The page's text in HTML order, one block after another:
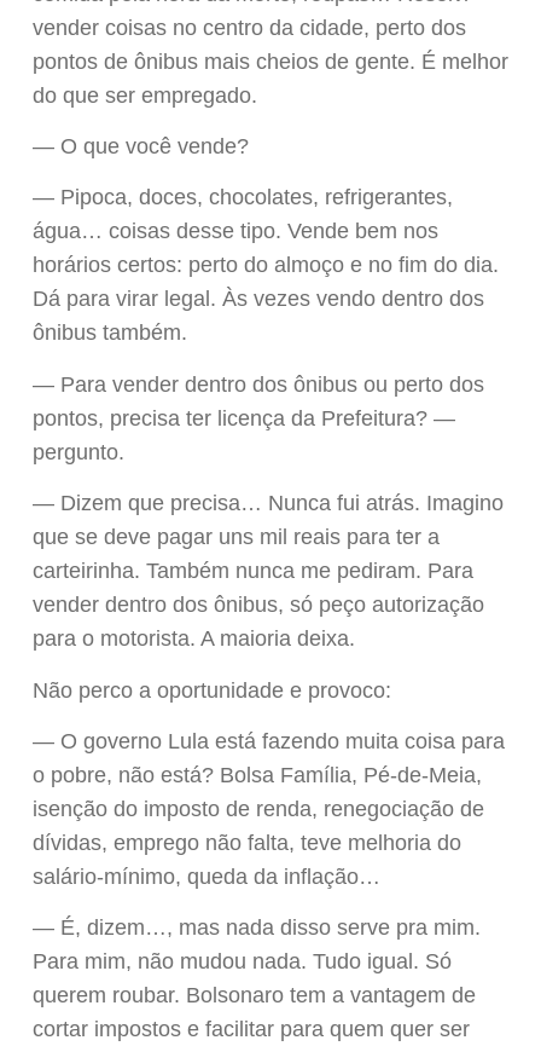
vender coisas no centro da cidade, perto dos
pontos de ônibus mais cheios de gente. É melhor
do que ser empregado.
— O que você vende?
— Pipoca, doces, chocolates, refrigerantes,
água… coisas desse tipo. Vende bem nos
horários certos: perto do almoço e no fim do dia.
Dá para virar legal. Às vezes vendo dentro dos
ônibus também.
— Para vender dentro dos ônibus ou perto dos
pontos, precisa ter licença da Prefeitura? —
pergunto.
— Dizem que precisa… Nunca fui atrás. Imagino
que se deve pagar uns mil reais para ter a
carteirinha. Também nunca me pediram. Para
vender dentro dos ônibus, só peço autorização
para o motorista. A maioria deixa.
Não perco a oportunidade e provoco:
— O governo Lula está fazendo muita coisa para
o pobre, não está? Bolsa Família, Pé-de-Meia,
isenção do imposto de renda, renegociação de
dívidas, emprego não falta, teve melhoria do
salário-mínimo, queda da inflação…
— É, dizem…, mas nada disso serve pra mim.
Para mim, não mudou nada. Tudo igual. Só
querem roubar. Bolsonaro tem a vantagem de
cortar impostos e facilitar para quem quer ser